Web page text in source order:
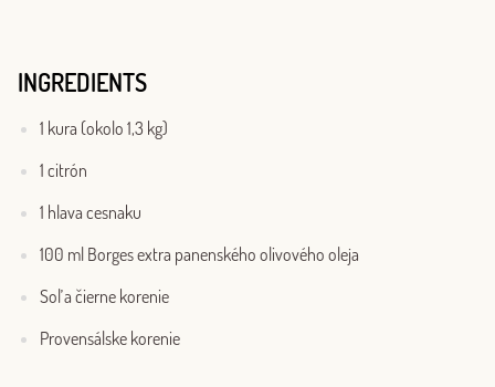
INGREDIENTS
1 kura (okolo 1,3 kg)
1 citrón
1 hlava cesnaku
100 ml Borges extra panenského olivového oleja
Soľ a čierne korenie
Provensálske korenie